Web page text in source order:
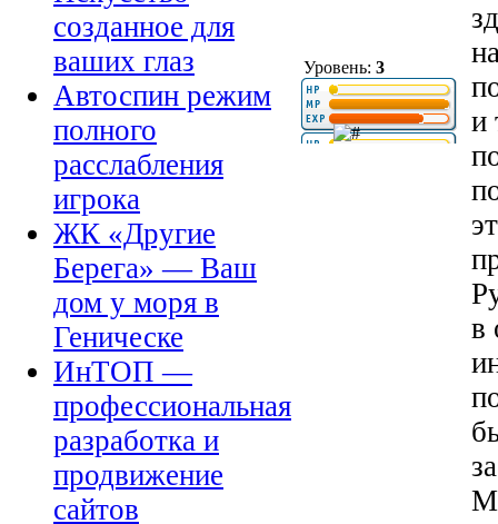
созданное для
ваших глаз
Автоспин режим
полного
расслабления
игрока
ЖК «Другие
Берега» — Ваш
дом у моря в
Геническе
ИнТОП —
профессиональная
разработка и
продвижение
сайтов
Уровень: 3
и
в